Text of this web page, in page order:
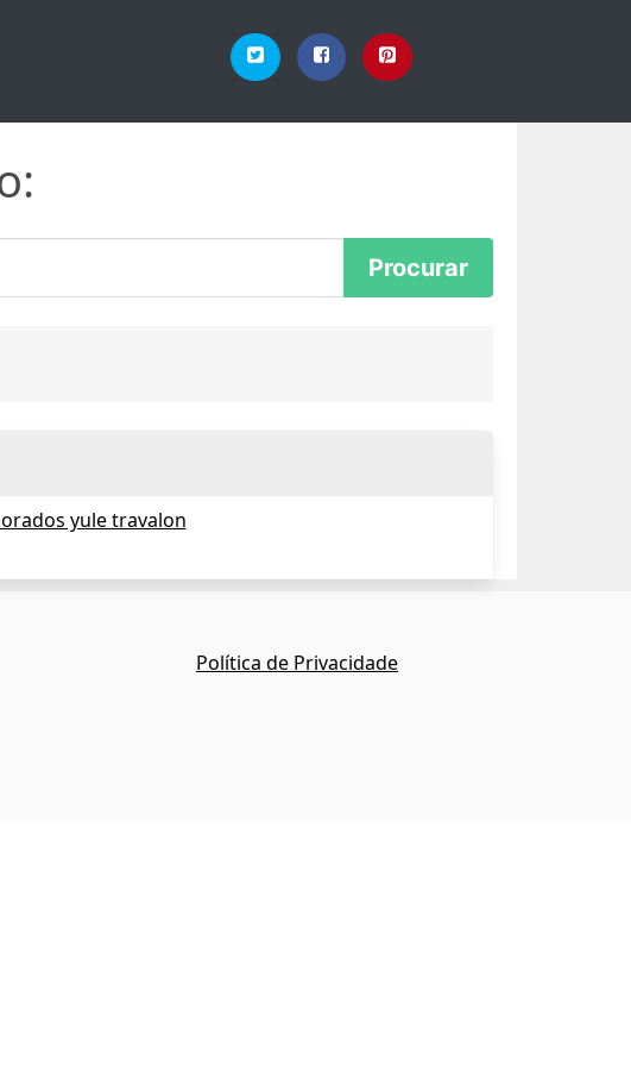
yule travalon
Política de Privacidade